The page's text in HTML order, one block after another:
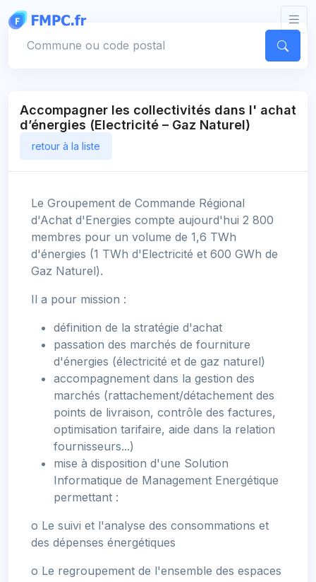
Accompagner les collectivités dans l' achat
d’énergies (Electricité – Gaz Naturel)
retour à la liste
Le Groupement de Commande Régional
d'Achat d'Energies compte aujourd'hui 2 800
membres pour un volume de 1,6 TWh
d'énergies (1 TWh d'Electricité et 600 GWh de
Gaz Naturel).
Il a pour mission :
définition de la stratégie d'achat
passation des marchés de fourniture
d'énergies (électricité et de gaz naturel)
accompagnement dans la gestion des
marchés (rattachement/détachement des
points de livraison, contrôle des factures,
optimisation tarifaire, aide dans la relation
fournisseurs...)
mise à disposition d'une Solution
Informatique de Management Energétique
permettant :
o Le suivi et l'analyse des consommations et
des dépenses énergétiques
o Le regroupement de l'ensemble des espaces
Panneau de gestion des cookies